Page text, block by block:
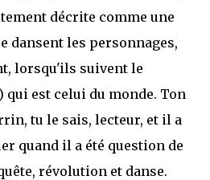
décrite comme une
dansent les personnages,
lorsqu'ils suivent le
qui est celui du monde. Ton
tu le sais, lecteur, et il a
quand il a été question de
révolution et danse.